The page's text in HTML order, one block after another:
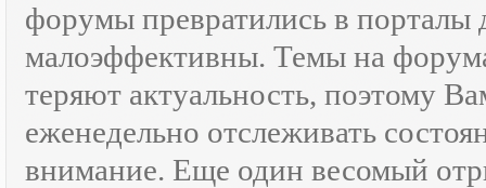
форумы превратились в
малоэффективны. Темы на
теряют актуальность, поэтому
еженедельно отслеживать
внимание. Еще один весомый